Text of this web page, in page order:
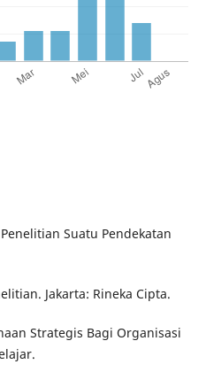
Suatu Pendekatan
Jakarta: Rineka Cipta.
Strategis Bagi Organisasi